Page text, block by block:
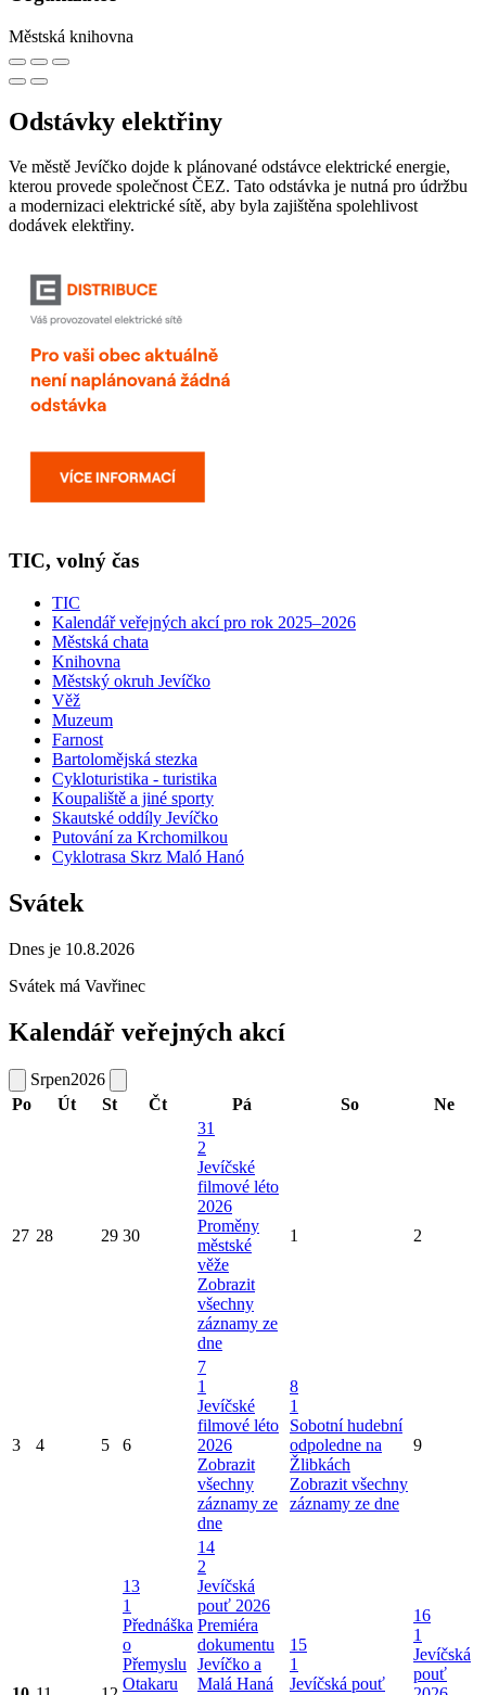
Městská knihovna
Odstávky elektřiny
Ve městě Jevíčko dojde k plánované odstávce elektrické energie,
kterou provede společnost ČEZ. Tato odstávka je nutná pro údržbu
a modernizaci elektrické sítě, aby byla zajištěna spolehlivost
dodávek elektřiny.
TIC, volný čas
TIC
Kalendář veřejných akcí pro rok 2025–2026
Městská chata
Knihovna
Městský okruh Jevíčko
Věž
Muzeum
Farnost
Bartolomějská stezka
Cykloturistika - turistika
Koupaliště a jiné sporty
Skautské oddíly Jevíčko
Putování za Krchomilkou
Cyklotrasa Skrz Maló Hanó
Svátek
Dnes je 10.8.2026
Svátek má Vavřinec
Kalendář veřejných akcí
Srpen2026
Po
Út St Čt Pá So Ne
27 28 29 30
31
2
Jevíčské
filmové léto
2026
Proměny
městské
věže
Zobrazit
všechny
záznamy ze
dne
1 2
3 4 5 6
7
1
Jevíčské
filmové léto
2026
Zobrazit
všechny
záznamy ze
dne
8
1
Sobotní hudební
odpoledne na
Žlibkách
Zobrazit všechny
záznamy ze dne
9
13
1
Přednáška
o
Přemyslu
Otakaru
14
2
Jevíčská
pouť 2026
Premiéra
dokumentu
Jevíčko a
Malá Haná
15
1
Jevíčská pouť
16
1
Jevíčská
pouť